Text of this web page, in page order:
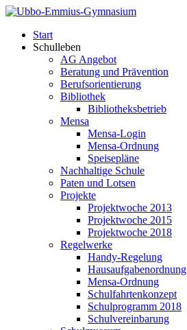
Start
Schulleben
AG Angebot
Beratung und Prävention
Berufsorientierung
Bibliothek
Bibliotheksbetrieb
Mensa
Mensa-Login
Mensa-Ordnung
Speisepläne
Nachhaltige Schule
Paten und Lotsen
Projekte
Projektwoche 2013
Projektwoche 2015
Projektwoche 2018
Regelwerke
Handy-Regelung
Hausaufgabenordnung
Mensa-Ordnung
Schulfahrtenkonzept
Schulprogramm 2018
Schulvereinbarung